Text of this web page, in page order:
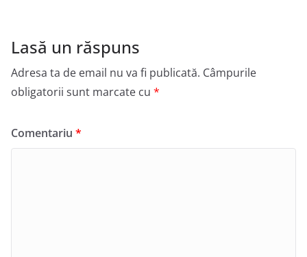
Lasă un răspuns
Adresa ta de email nu va fi publicată. Câmpurile
obligatorii sunt marcate cu *
Comentariu *